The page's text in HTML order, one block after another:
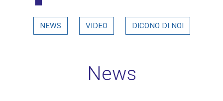
Dettaglio in evidenza
NEWS VIDEO DICONO DI NOI
News